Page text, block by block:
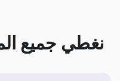
نغطي جميع